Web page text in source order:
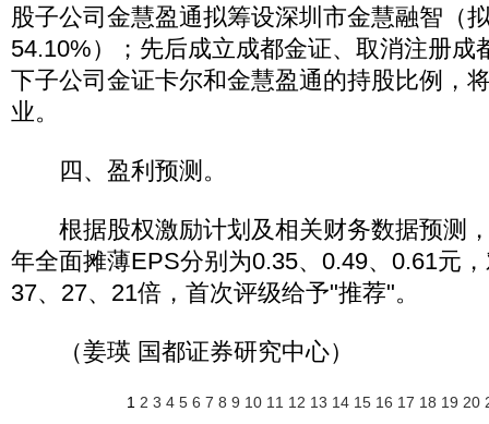
股子公司金慧盈通拟筹设深圳市金慧融智（
54.10%）；先后成立成都金证、取消注册成
下子公司金证卡尔和金慧盈通的持股比例，
业。
四、盈利预测。
根据股权激励计划及相关财务数据预测，
年全面摊薄EPS分别为0.35、0.49、0.61元
37、27、21倍，首次评级给予"推荐"。
（姜瑛 国都证券研究中心）
1 2 3 4 5 6 7 8 9 10 11 12 13 14 15 16 17 18 19 20